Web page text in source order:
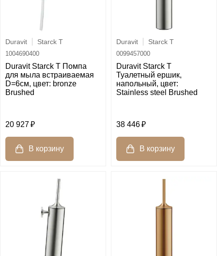
Duravit Starck T
1004690400
Duravit Starck T Помпа
для мыла встраиваемая
D=6см, цвет: bronze
Brushed
20 927
Duravit Starck T
0099457000
Duravit Starck T
Туалетный ершик,
напольный, цвет:
Stainless steel Brushed
38 446